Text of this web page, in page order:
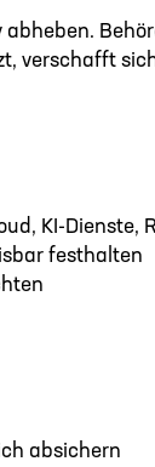
verschafft
KI-Dienste,
festhalten
absichern